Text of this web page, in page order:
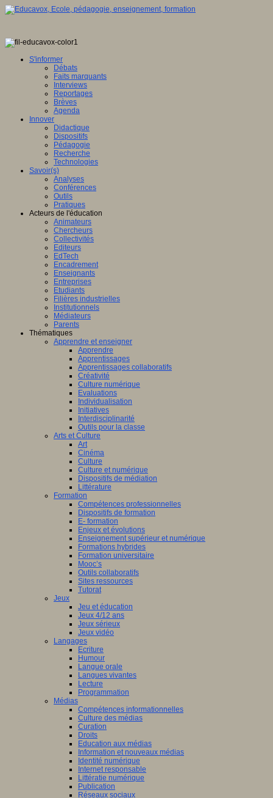
S'informer
Débats
Faits marquants
Interviews
Reportages
Brèves
Agenda
Innover
Didactique
Dispositifs
Pédagogie
Recherche
Technologies
Savoir(s)
Analyses
Conférences
Outils
Pratiques
Acteurs de l'éducation
Animateurs
Chercheurs
Collectivités
Editeurs
EdTech
Encadrement
Enseignants
Entreprises
Etudiants
Filières industrielles
Institutionnels
Médiateurs
Parents
Thématiques
Apprendre et enseigner
Apprendre
Apprentissages
Apprentissages collaboratifs
Créativité
Culture numérique
Evaluations
Individualisation
Initiatives
Interdisciplinarité
Outils pour la classe
Arts et Culture
Art
Cinéma
Culture
Culture et numérique
Dispositifs de médiation
Littérature
Formation
Compétences professionnelles
Dispositifs de formation
E- formation
Enjeux et évolutions
Enseignement supérieur et numérique
Formations hybrides
Formation universitaire
Mooc’s
Outils collaboratifs
Sites ressources
Tutorat
Jeux
Jeu et éducation
Jeux 4/12 ans
Jeux sérieux
Jeux vidéo
Langages
Ecriture
Humour
Langue orale
Langues vivantes
Lecture
Programmation
Médias
Compétences informationnelles
Culture des médias
Curation
Droits
Education aux médias
Information et nouveaux médias
Identité numérique
Internet responsable
Littératie numérique
Publication
Réseaux sociaux